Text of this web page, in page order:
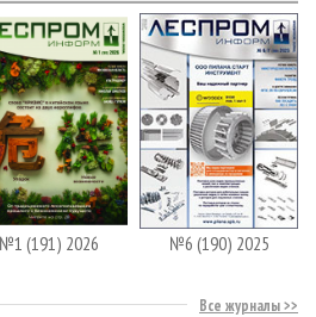
№1 (191) 2026 №6 (190) 2025
Все журналы